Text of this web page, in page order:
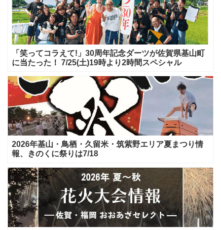
「笑ってコラえて!」30周年記念ダーツが佐賀県基山町
に当たった！ 7/25(土)19時より2時間スペシャル
2026年基山・鳥栖・久留米・筑紫野エリア夏まつり情
報、きのくに祭りは7/18